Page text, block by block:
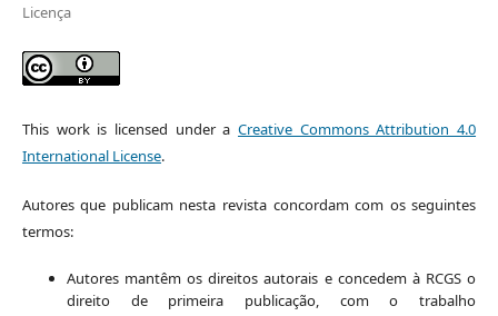
Licença
This work is licensed under aCreative Commons Attribution 4.0
International License.
Autores que publicam nesta revista concordam com os seguintes
termos:
Autores mantêm os direitos autorais e concedem à RCGS o
direito de primeira publicação, com o trabalho